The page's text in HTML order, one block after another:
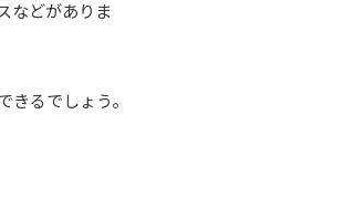
などがありま
るでしょう。